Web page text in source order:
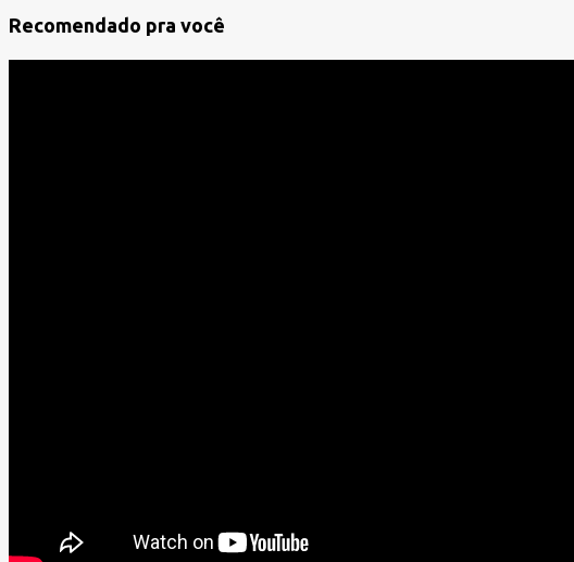
r
i
Recomendado pra você